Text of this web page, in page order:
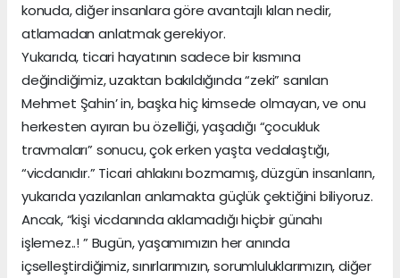
konuda, diğer insanlara göre avantajlı kılan nedir,
atlamadan anlatmak gerekiyor.
Yukarıda, ticari hayatının sadece bir kısmına
değindiğimiz, uzaktan bakıldığında “zeki” sanılan
Mehmet Şahin’ in, başka hiç kimsede olmayan, ve onu
herkesten ayıran bu özelliği, yaşadığı “çocukluk
travmaları” sonucu, çok erken yaşta vedalaştığı,
“vicdanıdır.” Ticari ahlakını bozmamış, düzgün insanların,
yukarıda yazılanları anlamakta güçlük çektiğini biliyoruz.
Ancak, “kişi vicdanında aklamadığı hiçbir günahı
işlemez..! ” Bugün, yaşamımızın her anında
içselleştirdiğimiz, sınırlarımızın, sorumluluklarımızın, diğer